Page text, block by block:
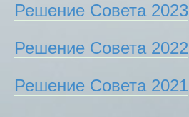
Решение Совета 2023
Решение Совета 2022
Решение Совета 2021